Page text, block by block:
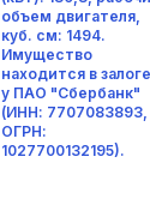
объем двигателя,
куб. см: 1494.
Имущество
находится в залоге
у ПАО "Сбербанк"
(ИНН: 7707083893,
ОГРН:
1027700132195).